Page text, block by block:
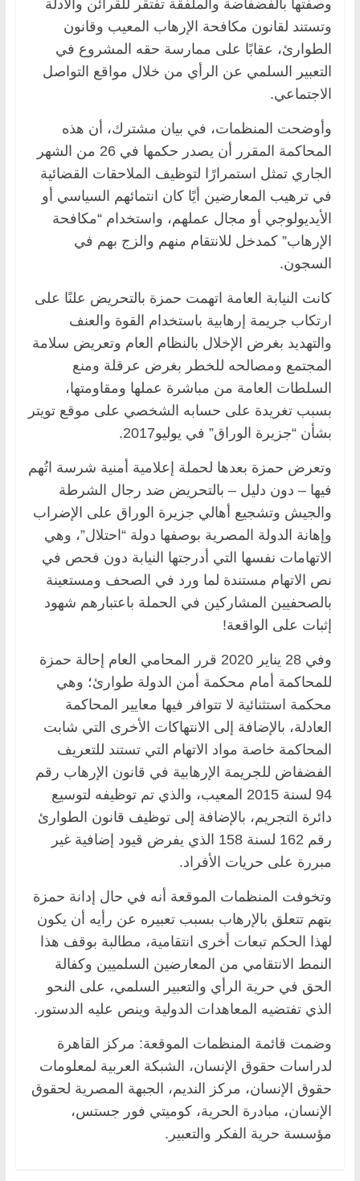
وصفتها بالفضفاضة والملفقة تفتقر للقرائن والأدلة
وتستند لقانون مكافحة الإرهاب المعيب وقانون
الطوارئ، عقابًا على ممارسة حقه المشروع في
التعبير السلمي عن الرأي من خلال مواقع التواصل
الاجتماعي.
وأوضحت المنظمات، في بيان مشترك، أن هذه
المحاكمة المقرر أن يصدر حكمها في 26 من الشهر
الجاري تمثل استمرارًا لتوظيف الملاحقات القضائية
في ترهيب المعارضين أيًا كان انتمائهم السياسي أو
الأيديولوجي أو مجال عملهم، واستخدام “مكافحة
الإرهاب” كمدخل للانتقام منهم والزج بهم في
السجون.
كانت النيابة العامة اتهمت حمزة بالتحريض علنًا على
ارتكاب جريمة إرهابية باستخدام القوة والعنف
والتهديد بغرض الإخلال بالنظام العام وتعريض سلامة
المجتمع ومصالحه للخطر بغرض عرقلة ومنع
السلطات العامة من مباشرة عملها ومقاومتها،
بسبب تغريدة على حسابه الشخصي على موقع تويتر
بشأن “جزيرة الوراق” في يوليو2017.
وتعرض حمزة بعدها لحملة إعلامية أمنية شرسة اتُهم
فيها – دون دليل – بالتحريض ضد رجال الشرطة
والجيش وتشجيع أهالي جزيرة الوراق على الإضراب
وإهانة الدولة المصرية بوصفها دولة “احتلال”، وهي
الاتهامات نفسها التي أدرجتها النيابة دون فحص في
نص الاتهام مستندة لما ورد في الصحف ومستعينة
بالصحفيين المشاركين في الحملة باعتبارهم شهود
إثبات على الواقعة!
وفي 28 يناير 2020 قرر المحامي العام إحالة حمزة
للمحاكمة أمام محكمة أمن الدولة طوارئ؛ وهي
محكمة استثنائية لا تتوافر فيها معايير المحاكمة
العادلة، بالإضافة إلى الانتهاكات الأخرى التي شابت
المحاكمة خاصة مواد الاتهام التي تستند للتعريف
الفضفاض للجريمة الإرهابية في قانون الإرهاب رقم
94 لسنة 2015 المعيب، والذي تم توظيفه لتوسيع
دائرة التجريم، بالإضافة إلى توظيف قانون الطوارئ
رقم 162 لسنة 158 الذي يفرض قيود إضافية غير
مبررة على حريات الأفراد.
وتخوفت المنظمات الموقعة أنه في حال إدانة حمزة
بتهم تتعلق بالإرهاب بسبب تعبيره عن رأيه أن يكون
لهذا الحكم تبعات أخرى انتقامية، مطالبة بوقف هذا
النمط الانتقامي من المعارضين السلميين وكفالة
الحق في حرية الرأي والتعبير السلمي، على النحو
الذي تفتضيه المعاهدات الدولية وينص عليه الدستور.
وضمت قائمة المنظمات الموقعة: مركز القاهرة
لدراسات حقوق الإنسان، الشبكة العربية لمعلومات
حقوق الإنسان، مركز النديم، الجبهة المصرية لحقوق
الإنسان، مبادرة الحرية، كوميتي فور جستس،
مؤسسة حرية الفكر والتعبير.